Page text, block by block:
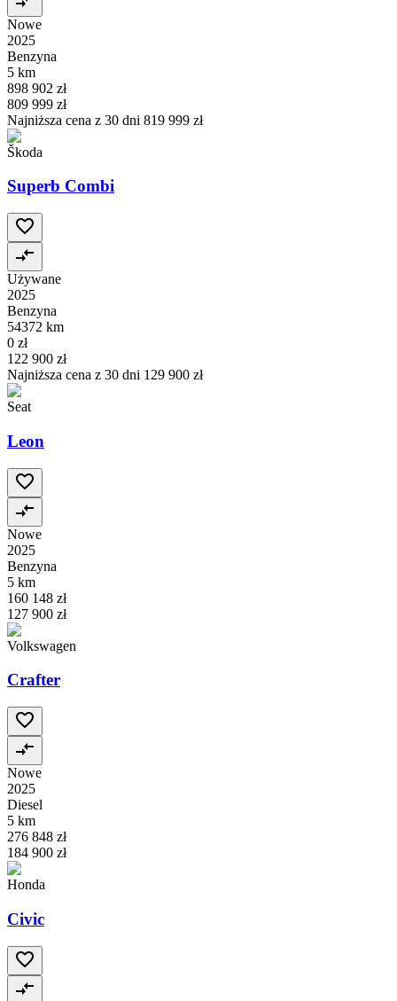
Nowe
2025
Benzyna
5 km
898 902 zł
809 999 zł
Najniższa cena z 30 dni 819 999 zł
Škoda
Superb Combi
Używane
2025
Benzyna
54372 km
0 zł
122 900 zł
Najniższa cena z 30 dni 129 900 zł
Seat
Leon
Nowe
2025
Benzyna
5 km
160 148 zł
127 900 zł
Volkswagen
Crafter
Nowe
2025
Diesel
5 km
276 848 zł
184 900 zł
Honda
Civic